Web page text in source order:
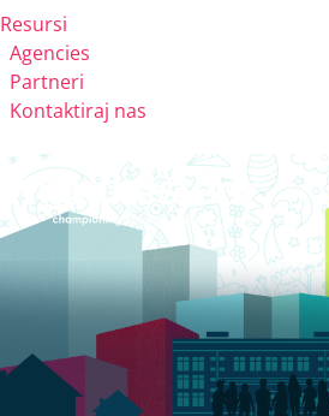
Resursi
Agencies
Partneri
Kontaktiraj nas